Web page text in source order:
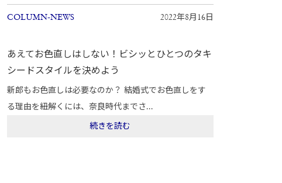
COLUMN-NEWS 2022年8月16日
あえてお色直しはしない！ビシッとひとつのタキ
シードスタイルを決めよう
新郎もお色直しは必要なのか？ 結婚式でお色直しをす
る理由を紐解くには、奈良時代までさ...
続きを読む